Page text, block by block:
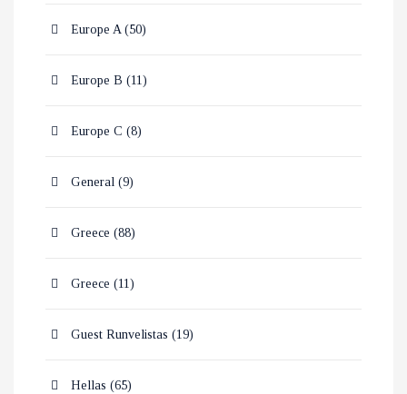
Europe A(50)
Europe B (11)
Europe C (8)
General (9)
Greece (88)
Greece (11)
Guest Runvelistas (19)
Hellas (65)